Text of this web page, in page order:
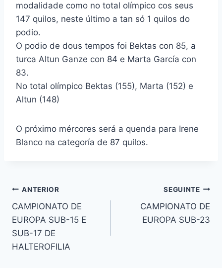
modalidade como no total olímpico cos seus
147 quilos, neste último a tan só 1 quilos do
podio.
O podio de dous tempos foi Bektas con 85, a
turca Altun Ganze con 84 e Marta García con
83.
No total olímpico Bektas (155), Marta (152) e
Altun (148)
O próximo mércores será a quenda para Irene
Blanco na categoría de 87 quilos.
Navegación
de
entradas
ANTERIOR
CAMPIONATO DE
EUROPA SUB-15 E
SUB-17 DE
HALTEROFILIA
SEGUINTE
CAMPIONATO DE
EUROPA SUB-23